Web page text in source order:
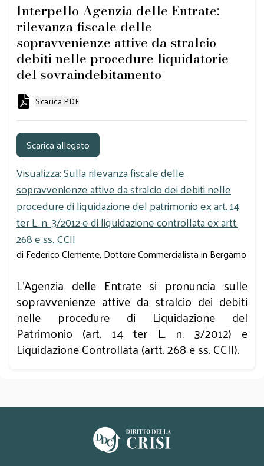
Interpello Agenzia delle Entrate:
rilevanza fiscale delle
sopravvenienze attive da stralcio
debiti nelle procedure liquidatorie
del sovraindebitamento
Scarica PDF
Scarica allegato
Visualizza: Sulla rilevanza fiscale delle
sopravvenienze attive da stralcio dei debiti nelle
procedure di liquidazione del patrimonio ex art. 14
ter L. n. 3/2012 e di liquidazione controllata ex artt.
268 e ss. CCII
di Federico Clemente, Dottore Commercialista in Bergamo
L'Agenzia delle Entrate si pronuncia sulle
sopravvenienze attive da stralcio dei debiti
nelle procedure di Liquidazione del
Patrimonio (art. 14 ter L. n. 3/2012) e
Liquidazione Controllata (artt. 268 e ss. CCII).